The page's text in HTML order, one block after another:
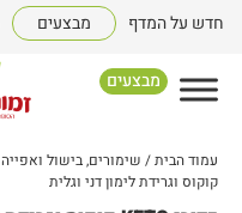
חדש על המדף מבצעים
מבצעים
עמוד הבית/ שימורים, בישול ואפייה
קוקוס וגרידת לימון דני וגלית